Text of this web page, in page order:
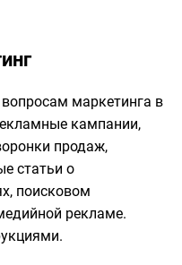
маркетинга в
кампании,
продаж,
статьи о
поисковом
рекламе.